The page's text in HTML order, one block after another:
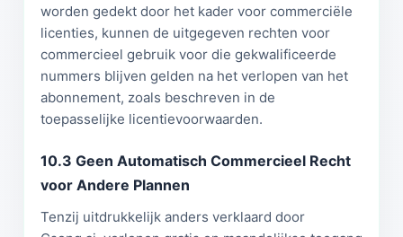
worden gedekt door het kader voor commerciële
licenties, kunnen de uitgegeven rechten voor
commercieel gebruik voor die gekwalificeerde
nummers blijven gelden na het verlopen van het
abonnement, zoals beschreven in de
toepasselijke licentievoorwaarden.
10.3 Geen Automatisch Commercieel Recht
voor Andere Plannen
Tenzij uitdrukkelijk anders verklaard door